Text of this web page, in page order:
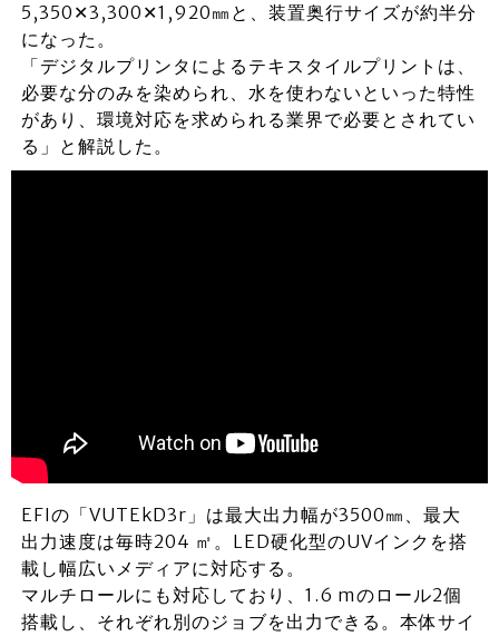
5,350✕3,300✕1,920㎜と、装置奥行サイズが約半分
になった。
「デジタルプリンタによるテキスタイルプリントは、
必要な分のみを染められ、水を使わないといった特性
があり、環境対応を求められる業界で必要とされてい
る」と解説した。
EFIの「VUTEkD3r」は最大出力幅が3500㎜、最大
出力速度は毎時204 ㎡。LED硬化型のUVインクを搭
載し幅広いメディアに対応する。
マルチロールにも対応しており、1.6 mのロール2個
搭載し、それぞれ別のジョブを出力できる。本体サイ